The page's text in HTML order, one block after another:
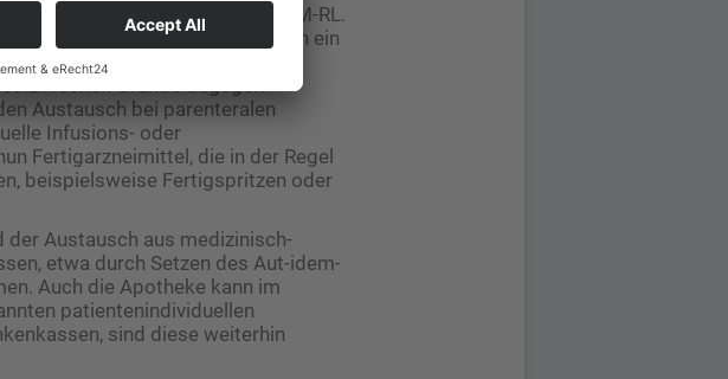
System innerhalb der AM-RL.
verpflichtet, bei Therapiebeginn ein
und im Therapieverlauf zu
Gründe dagegen
Austausch bei parenteralen
Infusions- oder
Fertigarzneimittel, die in der Regel
beispielsweise Fertigspritzen oder
Austausch aus medizinisch-
etwa durch Setzen des Aut-idem-
Auch die Apotheke kann im
patientenindividuellen
sind diese weiterhin